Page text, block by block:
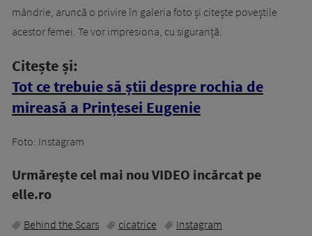
mândrie, aruncă o privire în galeria foto și citește poveștile
acestor femei. Te vor impresiona, cu siguranță.
Citește și:
Tot ce trebuie să știi despre rochia de
mireasă a Prințesei Eugenie
Foto: Instagram
Urmăreşte cel mai nou VIDEO incărcat pe
elle.ro
Behind the Scars cicatrice
Instagram